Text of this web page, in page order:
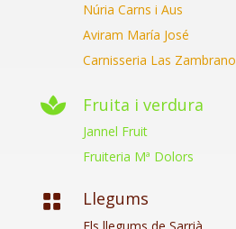
Núria Carns i Aus
Aviram María José
Carnisseria Las Zambrano
 Fruita i verdura
Jannel Fruit
Fruiteria Mª Dolors
 Llegums